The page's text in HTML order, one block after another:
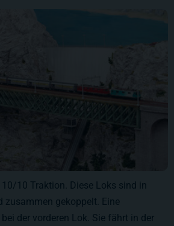
10/10 Traktion. Diese Loks sind in
zusammen gekoppelt. Eine
der vorderen Lok. Sie fährt in der